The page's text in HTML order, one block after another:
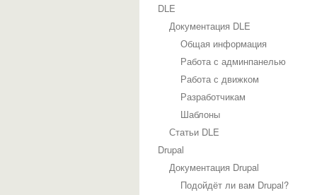
DLE
Документация DLE
Общая информация
Работа с админпанелью
Работа с движком
Разработчикам
Шаблоны
Статьи DLE
Drupal
Документация Drupal
Подойдёт ли вам Drupal?